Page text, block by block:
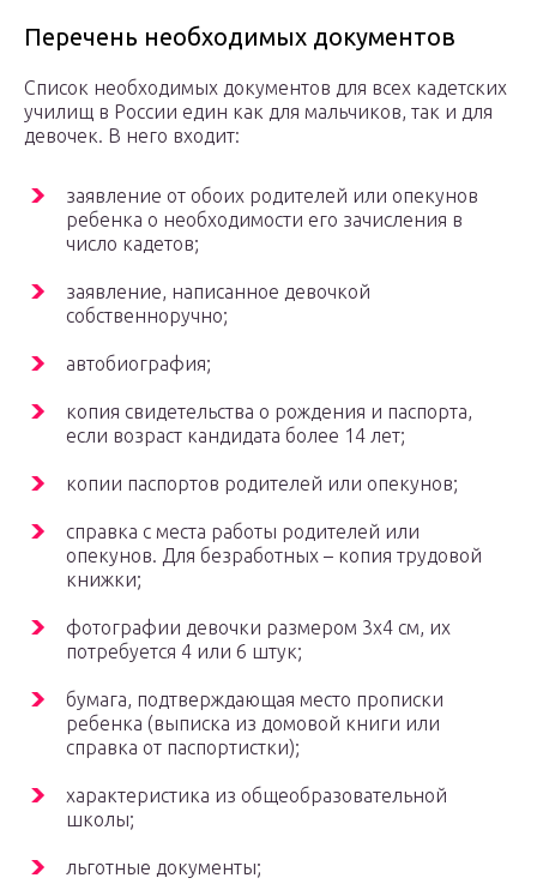
Перечень необходимых документов
Список необходимых документов для всех кадетских
училищ в России един как для мальчиков, так и для
девочек. В него входит:
заявление от обоих родителей или опекунов
ребенка о необходимости его зачисления в
число кадетов;
заявление, написанное девочкой
собственноручно;
автобиография;
копия свидетельства о рождения и паспорта,
если возраст кандидата более 14 лет;
копии паспортов родителей или опекунов;
справка с места работы родителей или
опекунов. Для безработных – копия трудовой
книжки;
фотографии девочки размером 3х4 см, их
потребуется 4 или 6 штук;
бумага, подтверждающая место прописки
ребенка (выписка из домовой книги или
справка от паспортистки);
характеристика из общеобразовательной
школы;
льготные документы;